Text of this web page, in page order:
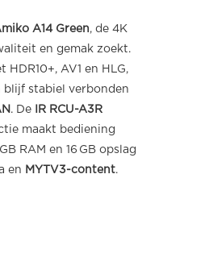
A14 Green, de 4K
en gemak zoekt.
AV1 en HLG,
blijf stabiel verbonden
. De
IR RCU-A3R
maakt bediening
RAM en 16 GB opslag
en MYTV3-content.